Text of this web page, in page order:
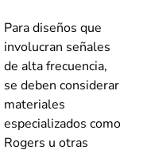
Para diseños que
involucran señales
de alta frecuencia,
se deben considerar
materiales
especializados como
Rogers u otras